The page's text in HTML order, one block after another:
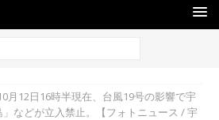
月12日16時半現在、台風19号の影響で宇
などが立入禁止。【フォトニュース / 宇